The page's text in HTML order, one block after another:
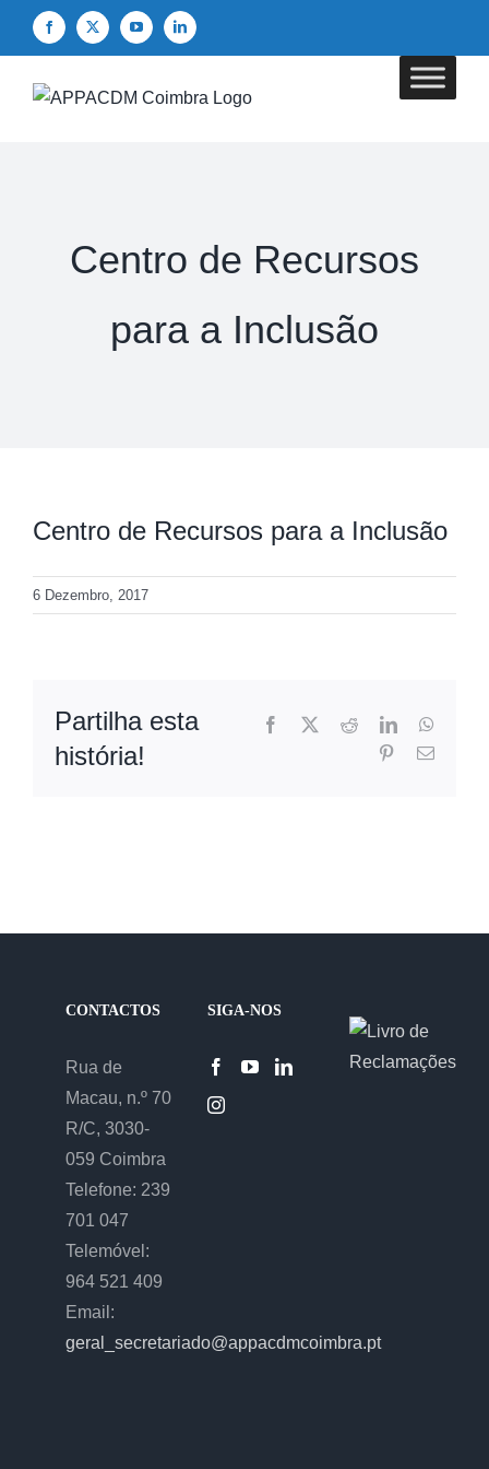
Facebook
X YouTubeLinkedIn
Centro de Recursos
para a Inclusão
Centro de Recursos para a Inclusão
6 Dezembro, 2017
Partilha esta
história!
Facebook RedditLinkedIn
PinterestEmail
CONTACTOS
Rua de
Macau, n.º 70
R/C, 3030-
059 Coimbra
Telefone: 239
701 047
Telemóvel:
964 521 409
Email:
geral_secretariado@appacdmcoimbra.pt
SIGA-NOS